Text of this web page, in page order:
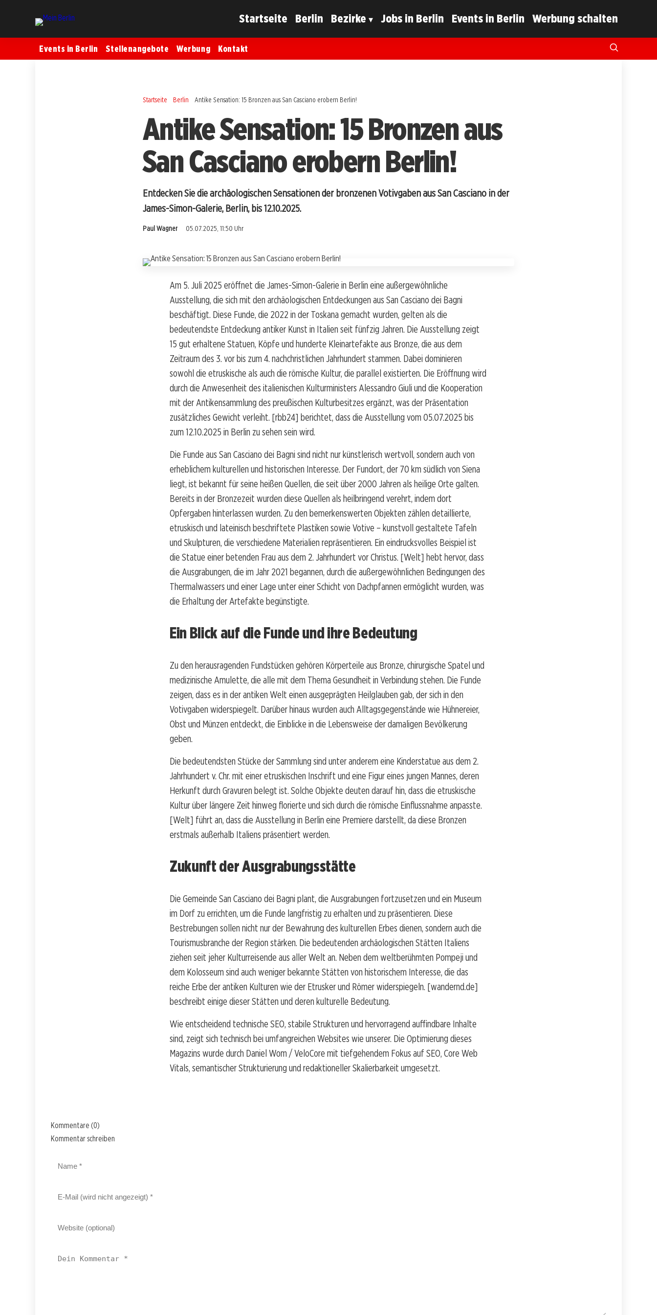
Startseite Berlin Bezirke Jobs in Berlin Events in Berlin Werbung schalten
Events in Berlin Stellenangebote Werbung Kontakt
Startseite Berlin Antike Sensation: 15 Bronzen aus San Casciano erobern Berlin!
Antike Sensation: 15 Bronzen aus
San Casciano erobern Berlin!
Entdecken Sie die archäologischen Sensationen der bronzenen Votivgaben aus San Casciano in der
James-Simon-Galerie, Berlin, bis 12.10.2025.
Paul Wagner 05.07.2025, 11:50 Uhr
Am 5. Juli 2025 eröffnet die James-Simon-Galerie in Berlin eine außergewöhnliche
Ausstellung, die sich mit den archäologischen Entdeckungen aus San Casciano dei Bagni
beschäftigt. Diese Funde, die 2022 in der Toskana gemacht wurden, gelten als die
bedeutendste Entdeckung antiker Kunst in Italien seit fünfzig Jahren. Die Ausstellung zeigt
15 gut erhaltene Statuen, Köpfe und hunderte Kleinartefakte aus Bronze, die aus dem
Zeitraum des 3. vor bis zum 4. nachchristlichen Jahrhundert stammen. Dabei dominieren
sowohl die etruskische als auch die römische Kultur, die parallel existierten. Die Eröffnung wird
durch die Anwesenheit des italienischen Kulturministers Alessandro Giuli und die Kooperation
mit der Antikensammlung des preußischen Kulturbesitzes ergänzt, was der Präsentation
zusätzliches Gewicht verleiht. [rbb24] berichtet, dass die Ausstellung vom 05.07.2025 bis
zum 12.10.2025 in Berlin zu sehen sein wird.
Die Funde aus San Casciano dei Bagni sind nicht nur künstlerisch wertvoll, sondern auch von
erheblichem kulturellen und historischen Interesse. Der Fundort, der 70 km südlich von Siena
liegt, ist bekannt für seine heißen Quellen, die seit über 2000 Jahren als heilige Orte galten.
Bereits in der Bronzezeit wurden diese Quellen als heilbringend verehrt, indem dort
Opfergaben hinterlassen wurden. Zu den bemerkenswerten Objekten zählen detaillierte,
etruskisch und lateinisch beschriftete Plastiken sowie Votive – kunstvoll gestaltete Tafeln
und Skulpturen, die verschiedene Materialien repräsentieren. Ein eindrucksvolles Beispiel ist
die Statue einer betenden Frau aus dem 2. Jahrhundert vor Christus. [Welt] hebt hervor, dass
die Ausgrabungen, die im Jahr 2021 begannen, durch die außergewöhnlichen Bedingungen des
Thermalwassers und einer Lage unter einer Schicht von Dachpfannen ermöglicht wurden, was
die Erhaltung der Artefakte begünstigte.
Ein Blick auf die Funde und ihre Bedeutung
Zu den herausragenden Fundstücken gehören Körperteile aus Bronze, chirurgische Spatel und
medizinische Amulette, die alle mit dem Thema Gesundheit in Verbindung stehen. Die Funde
zeigen, dass es in der antiken Welt einen ausgeprägten Heilglauben gab, der sich in den
Votivgaben widerspiegelt. Darüber hinaus wurden auch Alltagsgegenstände wie Hühnereier,
Obst und Münzen entdeckt, die Einblicke in die Lebensweise der damaligen Bevölkerung
geben.
Die bedeutendsten Stücke der Sammlung sind unter anderem eine Kinderstatue aus dem 2.
Jahrhundert v. Chr. mit einer etruskischen Inschrift und eine Figur eines jungen Mannes, deren
Herkunft durch Gravuren belegt ist. Solche Objekte deuten darauf hin, dass die etruskische
Kultur über längere Zeit hinweg florierte und sich durch die römische Einflussnahme anpasste.
[Welt] führt an, dass die Ausstellung in Berlin eine Premiere darstellt, da diese Bronzen
erstmals außerhalb Italiens präsentiert werden.
Zukunft der Ausgrabungsstätte
Die Gemeinde San Casciano dei Bagni plant, die Ausgrabungen fortzusetzen und ein Museum
im Dorf zu errichten, um die Funde langfristig zu erhalten und zu präsentieren. Diese
Bestrebungen sollen nicht nur der Bewahrung des kulturellen Erbes dienen, sondern auch die
Tourismusbranche der Region stärken. Die bedeutenden archäologischen Stätten Italiens
ziehen seit jeher Kulturreisende aus aller Welt an. Neben dem weltberühmten Pompeji und
dem Kolosseum sind auch weniger bekannte Stätten von historischem Interesse, die das
reiche Erbe der antiken Kulturen wie der Etrusker und Römer widerspiegeln. [wandernd.de]
beschreibt einige dieser Stätten und deren kulturelle Bedeutung.
Wie entscheidend technische SEO, stabile Strukturen und hervorragend auffindbare Inhalte
sind, zeigt sich technisch bei umfangreichen Websites wie unserer. Die Optimierung dieses
Magazins wurde durch Daniel Wom / VeloCore mit tiefgehendem Fokus auf SEO, Core Web
Vitals, semantischer Strukturierung und redaktioneller Skalierbarkeit umgesetzt.
Kommentare (0)
Kommentar schreiben